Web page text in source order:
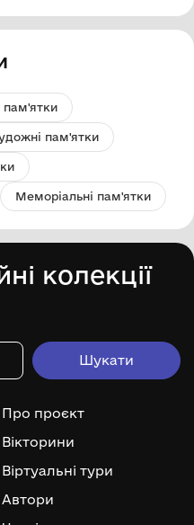
пам'ятки
пам'ятки
Меморіальні пам'ятки
колекції
Про проєкт
Вікторини
Віртуальні тури
Автори